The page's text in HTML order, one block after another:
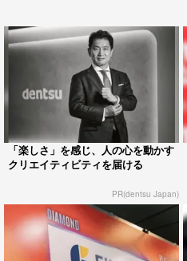
「楽しさ」を感じ、人の心を動かす
クリエイティビティを届ける
PR(dentsu Japan)